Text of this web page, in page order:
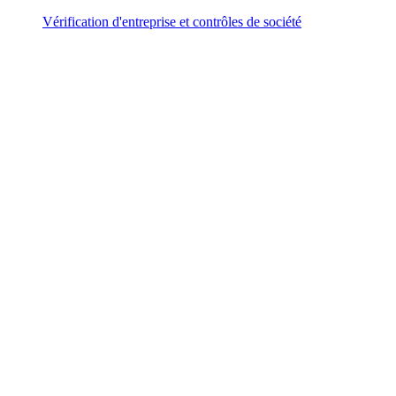
Vérification d'entreprise et contrôles de société